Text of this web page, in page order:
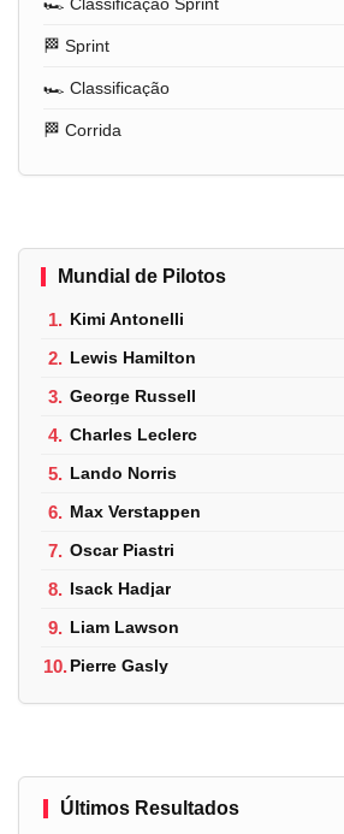
🏁 Sprint
🏎️ Classificação
🏁 Corrida
Mundial de Pilotos
1. Kimi Antonelli
2. Lewis Hamilton
3. George Russell
4. Charles Leclerc
5. Lando Norris
6. Max Verstappen
7. Oscar Piastri
8. Isack Hadjar
9. Liam Lawson
10.Pierre Gasly
Últimos Resultados